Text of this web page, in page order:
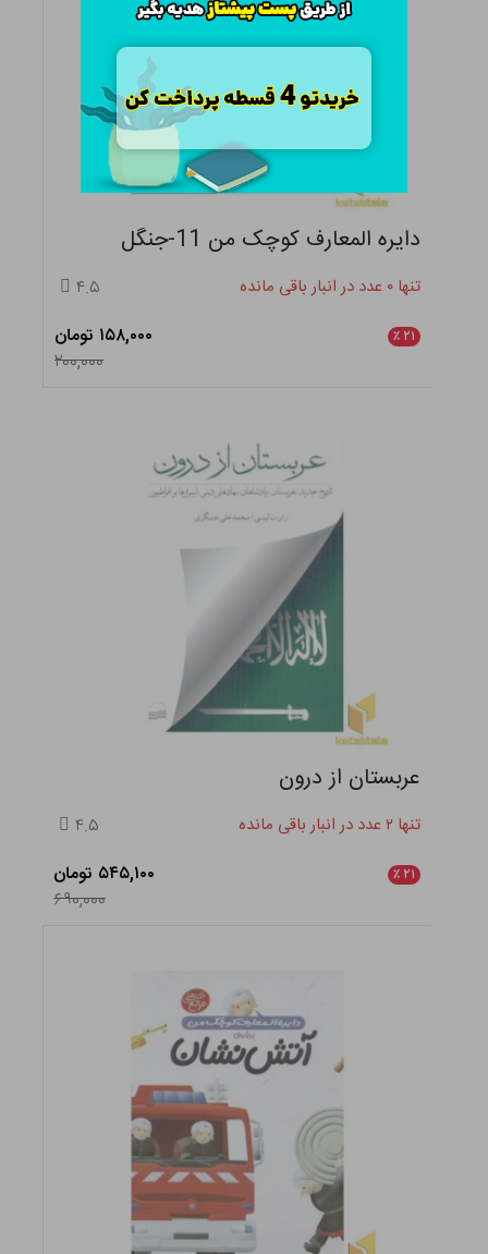
دایره المعارف کوچک من 11-جنگل
تنها ۰ عدد در انبار باقی مانده ۴.۵
۲۱ ٪
۱۵۸,۰۰۰ تومان
۲۰۰,۰۰۰
عربستان از درون
تنها ۲ عدد در انبار باقی مانده ۴.۵
۲۱ ٪
۵۴۵,۱۰۰ تومان
۶۹۰,۰۰۰